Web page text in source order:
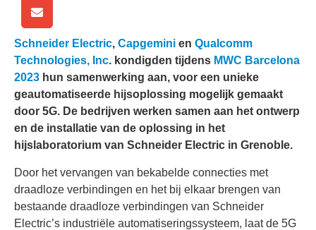
Schneider Electric, Capgemini en Qualcomm
Technologies, Inc. kondigden tijdens MWC Barcelona
2023 hun samenwerking aan, voor een unieke
geautomatiseerde hijsoplossing mogelijk gemaakt
door 5G. De bedrijven werken samen aan het ontwerp
en de installatie van de oplossing in het
hijslaboratorium van Schneider Electric in Grenoble.
Door het vervangen van bekabelde connecties met
draadloze verbindingen en het bij elkaar brengen van
bestaande draadloze verbindingen van Schneider
Electric’s industriële automatiseringssysteem, laat de 5G